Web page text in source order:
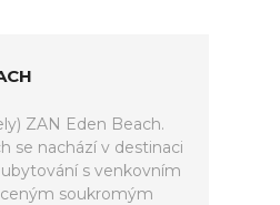
ZAN Eden Beach.
se nachází v destinaci
s venkovním
soukromým